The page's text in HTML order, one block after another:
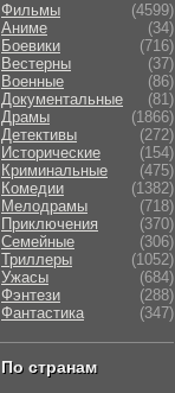
Фильмы
(4599)
Аниме
(34)
Боевики
(716)
Вестерны
(37)
Военные
(86)
Документальные
(81)
Драмы
(1866)
Детективы
(272)
Исторические
(154)
Криминальные
(475)
Комедии
(1382)
Мелодрамы
(718)
Приключения
(370)
Семейные
(306)
Триллеры
(1052)
Ужасы
(684)
Фэнтези
(288)
Фантастика
(347)
По странам